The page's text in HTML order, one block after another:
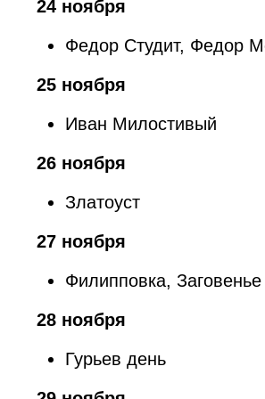
24 ноября
Федор Студит, Федор
25 ноября
Иван Милостивый
26 ноября
Златоуст
27 ноября
Филипповка, Заговенье
28 ноября
Гурьев день